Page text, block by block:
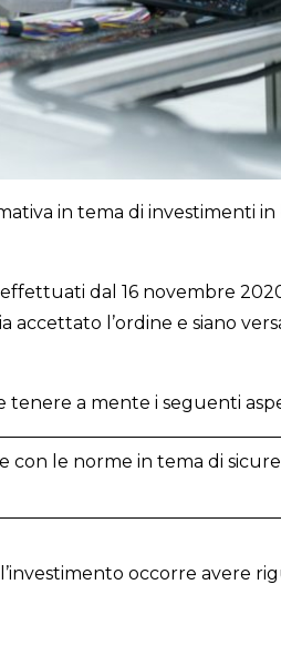
in tema di investimenti
dal 16 novembre
l’ordine e siano
tenere a mente i seguenti
le norme in tema di
occorre avere